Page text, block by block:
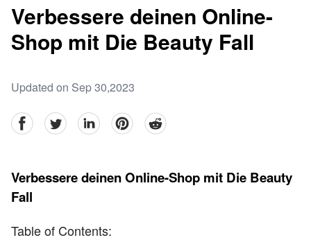
Verbessere deinen Online-
Shop mit Die Beauty Fall
Updated on Sep 30,2023
facebookTwitter linkedinpinterestreddit
Verbessere deinen Online-Shop mit Die Beauty
Fall
Table of Contents: